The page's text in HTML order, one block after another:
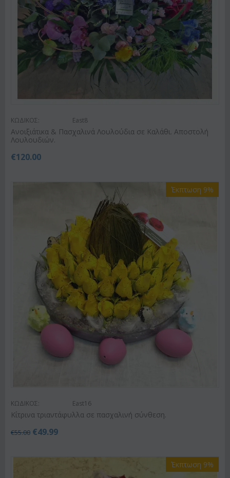
ΚΩΔΙΚΟΣ: East8
Ανοιξιάτικα & Πασχαλινά Λουλούδια σε Καλάθι. Αποστολή
Λουλουδιών.
€120.00
Έκπτωση 9%
ΚΩΔΙΚΟΣ: East16
Κίτρινα τριαντάφυλλα σε πασχαλινή σύνθεση.
€55.00 €49.99
Έκπτωση 9%